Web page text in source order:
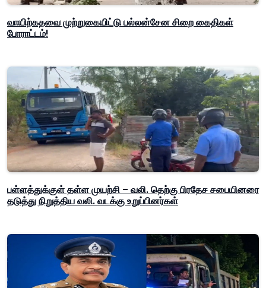
வாயிற்கதவை முற்றுகையிட்டு பல்லன்சேன சிறை கைதிகள்
போராட்டம்!
பள்ளத்துக்குள் தள்ள முயற்சி – வலி. தெற்கு பிரதேச சபையினரை
தடுத்து நிறுத்திய வலி. வடக்கு உறுப்பினர்கள்